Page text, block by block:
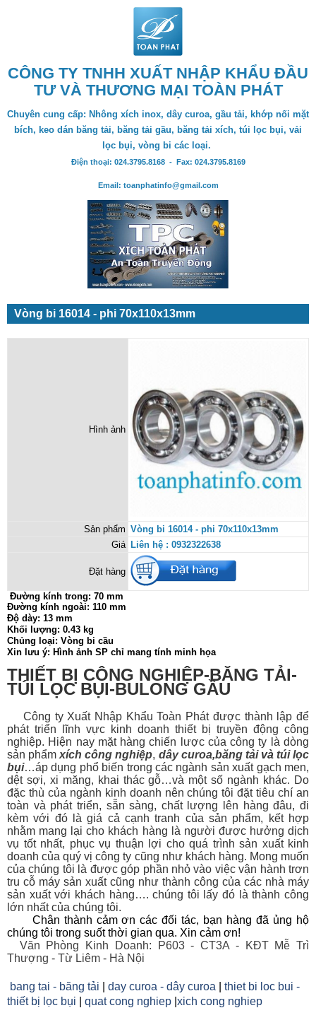
CÔNG TY TNHH XUẤT NHẬP KHẨU ĐẦU
TƯ VÀ THƯƠNG MẠI TOÀN PHÁT
Chuyên cung cấp: Nhông xích inox, dây curoa, gầu tải, khớp nối mặt
bích, keo dán băng tải, băng tải gầu, băng tải xích, túi lọc bụi, vải
lọc bụi, vòng bi các loại.
Điện thoại: 024.3795.8168 - Fax: 024.3795.8169
Email: toanphatinfo@gmail.com
Vòng bi 16014 - phi 70x110x13mm
Hình ảnh
Sản phẩm Vòng bi 16014 - phi 70x110x13mm
Giá Liên hệ : 0932322638
Đặt hàng
Đường kính trong: 70 mm
Đường kính ngoài: 110 mm
Độ dày: 13 mm
Khối lượng: 0.43 kg
Chủng loại: Vòng bi cầu
Xin lưu ý: Hình ảnh SP chỉ mang tính minh họa
THIẾT BỊ CÔNG NGHIỆP-BĂNG TẢI-
TÚI LỌC BỤI-BULONG GẦU
Công ty Xuất Nhập Khẩu Toàn Phát được thành lập để
phát triển lĩnh vực kinh doanh thiết bị truyền động công
nghiệp. Hiện nay mặt hàng chiến lược của công ty là dòng
sản phẩm xích công nghiệp, dây curoa,băng tảivàtúi lọc
bụi…áp dụng phổ biến trong các ngành sản xuất gạch men,
dệt sợi, xi măng, khai thác gỗ…và một số ngành khác. Do
đặc thù của ngành kinh doanh nên chúng tôi đặt tiêu chí an
toàn và phát triển, sẵn sàng, chất lượng lên hàng đâu, đi
kèm với đó là giá cả cạnh tranh của sản phẩm, kết hợp
nhằm mang lại cho khách hàng là người được hưởng dịch
vụ tốt nhất, phục vụ thuận lợi cho quá trình sản xuất kinh
doanh của quý vị công ty cũng như khách hàng. Mong muốn
của chúng tôi là được góp phần nhỏ vào việc vận hành trơn
tru cỗ máy sản xuất cũng như thành công của các nhà máy
sản xuất với khách hàng…. chúng tôi lấy đó là thành công
lớn nhất của chúng tôi.
Chân thành cảm ơn các đối tác, bạn hàng đã ủng hộ
chúng tôi trong suốt thời gian qua. Xin cảm ơn!
Văn Phòng Kinh Doanh: P603 - CT3A - KĐT Mễ Trì
Thượng - Từ Liêm - Hà Nội
bang tai - băng tải day curoa - dây curoa
thiet bi loc bui -
thiết bị lọc bụi
quat cong nghiep xich cong nghiep